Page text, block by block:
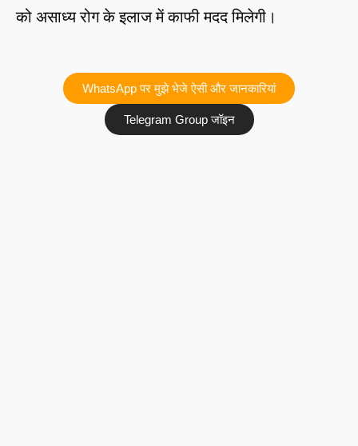
को असाध्य रोग के इलाज में काफी मदद मिलेगी।
WhatsApp पर मुझे भेजे ऐसी और जानकारियां
Telegram Group जॉइन